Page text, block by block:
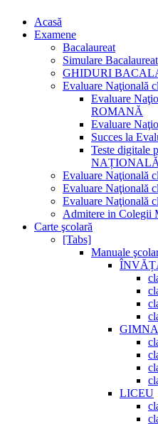
Acasă
Examene
Bacalaureat
Simulare Bacalaureat
GHIDURI
Evaluare Naţională
Evaluare
ROMANĂ
Evaluare
Succes la
Teste digitale
NAȚIONALĂ
Evaluare Naţională
Evaluare Naţională
Evaluare Naţională
Admitere in Colegii
Carte şcolară
[Tabs]
Manuale
LICEU